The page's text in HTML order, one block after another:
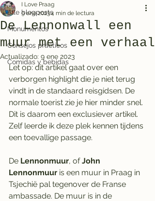
Alle blogposts
Monumentos
Consejos prácticos
Comidas y bebidas
De Lennonwall een
muur met een verhaal
I Love Praag
9 ene 20234 min de lectura
Actualizado: 9 ene 2023
Let op: dit artikel gaat over een
verborgen highlight die je niet terug
vindt in de standaard reisgidsen. De
normale toerist zie je hier minder snel.
Dit is daarom een exclusiever artikel.
Zelf leerde ik deze plek kennen tijdens
een toevallige passage.
De Lennonmuur, of John
Lennonmuur is een muur in Praag in
Tsjechië pal tegenover de Franse
ambassade. De muur is in de